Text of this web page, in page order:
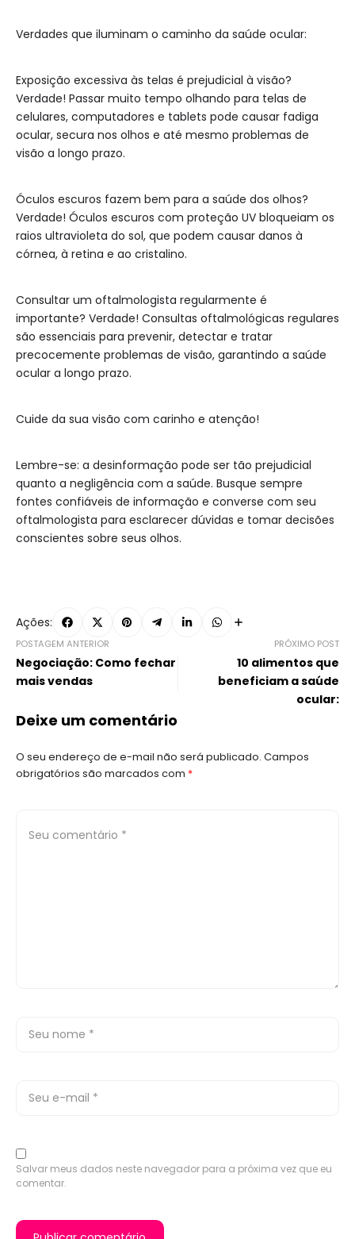
Verdades que iluminam o caminho da saúde ocular:
Exposição excessiva às telas é prejudicial à visão?
Verdade! Passar muito tempo olhando para telas de
celulares, computadores e tablets pode causar fadiga
ocular, secura nos olhos e até mesmo problemas de
visão a longo prazo.
Óculos escuros fazem bem para a saúde dos olhos?
Verdade! Óculos escuros com proteção UV bloqueiam os
raios ultravioleta do sol, que podem causar danos à
córnea, à retina e ao cristalino.
Consultar um oftalmologista regularmente é
importante? Verdade! Consultas oftalmológicas regulares
são essenciais para prevenir, detectar e tratar
precocemente problemas de visão, garantindo a saúde
ocular a longo prazo.
Cuide da sua visão com carinho e atenção!
Lembre-se: a desinformação pode ser tão prejudicial
quanto a negligência com a saúde. Busque sempre
fontes confiáveis de informação e converse com seu
oftalmologista para esclarecer dúvidas e tomar decisões
conscientes sobre seus olhos.
Ações:
POSTAGEM ANTERIOR
Negociação: Como fechar
mais vendas
PRÓXIMO POST
10 alimentos que
beneficiam a saúde
ocular:
Deixe um comentário
O seu endereço de e-mail não será publicado. Campos
obrigatórios são marcados com *
Salvar meus dados neste navegador para a próxima vez que eu
comentar.